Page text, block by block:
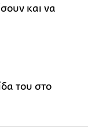
και να
του στο